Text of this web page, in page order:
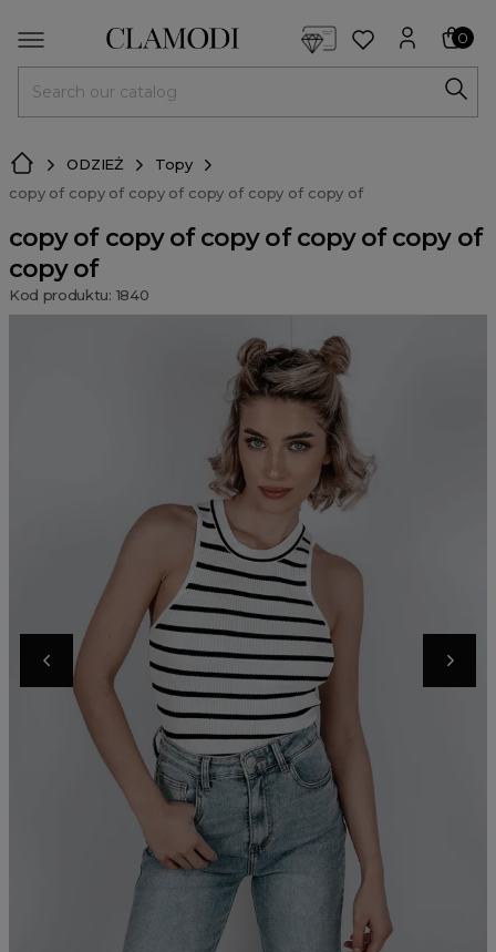
0
ODZIEŻ
Topy
copy of copy of copy of copy of copy of copy of
copy of copy of copy of copy of copy of
copy of
Kod produktu: 1840